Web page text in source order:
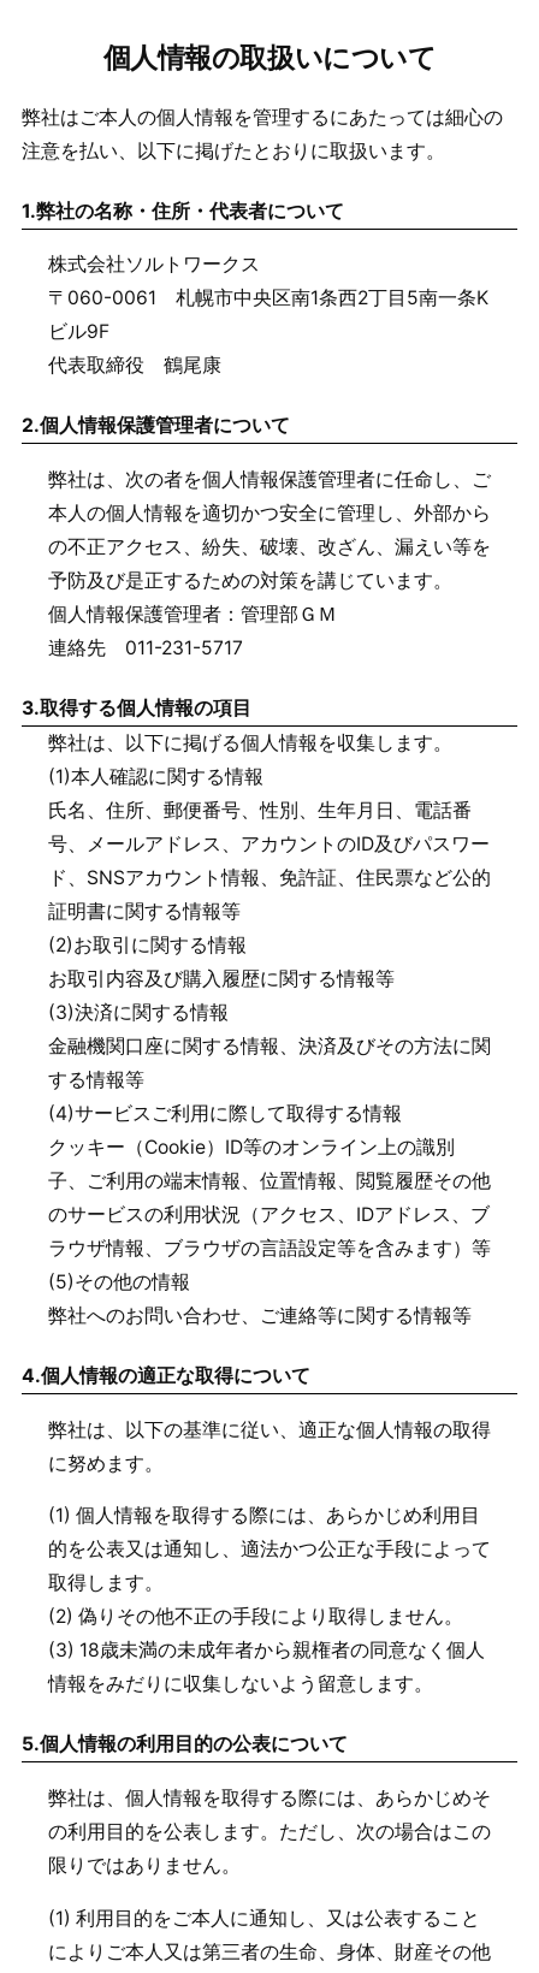
個人情報の取扱いについて
弊社はご本人の個人情報を管理するにあたっては細心の
注意を払い、以下に掲げたとおりに取扱います。
1.弊社の名称・住所・代表者について
株式会社ソルトワークス
〒060-0061 札幌市中央区南1条西2丁目5南一条K
ビル9F
代表取締役 鶴尾康
2.個人情報保護管理者について
弊社は、次の者を個人情報保護管理者に任命し、ご
本人の個人情報を適切かつ安全に管理し、外部から
の不正アクセス、紛失、破壊、改ざん、漏えい等を
予防及び是正するための対策を講じています。
個人情報保護管理者：管理部ＧＭ
連絡先 011-231-5717
3.取得する個人情報の項目
弊社は、以下に掲げる個人情報を収集します。
(1)本人確認に関する情報
氏名、住所、郵便番号、性別、生年月日、電話番
号、メールアドレス、アカウントのID及びパスワー
ド、SNSアカウント情報、免許証、住民票など公的
証明書に関する情報等
(2)お取引に関する情報
お取引内容及び購入履歴に関する情報等
(3)決済に関する情報
金融機関口座に関する情報、決済及びその方法に関
する情報等
(4)サービスご利用に際して取得する情報
クッキー（Cookie）ID等のオンライン上の識別
子、ご利用の端末情報、位置情報、閲覧履歴その他
のサービスの利用状況（アクセス、IDアドレス、ブ
ラウザ情報、ブラウザの言語設定等を含みます）等
(5)その他の情報
弊社へのお問い合わせ、ご連絡等に関する情報等
4.個人情報の適正な取得について
弊社は、以下の基準に従い、適正な個人情報の取得
に努めます。
(1) 個人情報を取得する際には、あらかじめ利用目
的を公表又は通知し、適法かつ公正な手段によって
取得します。
(2) 偽りその他不正の手段により取得しません。
(3) 18歳未満の未成年者から親権者の同意なく個人
情報をみだりに収集しないよう留意します。
5.個人情報の利用目的の公表について
弊社は、個人情報を取得する際には、あらかじめそ
の利用目的を公表します。ただし、次の場合はこの
限りではありません。
(1) 利用目的をご本人に通知し、又は公表すること
によりご本人又は第三者の生命、身体、財産その他